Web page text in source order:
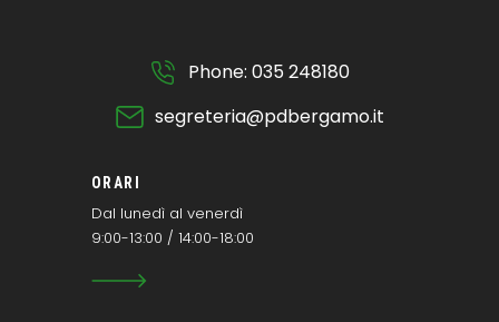
Phone: 035 248180
segreteria@pdbergamo.it
ORARI
Dal lunedì al venerdì
9:00-13:00 / 14:00-18:00